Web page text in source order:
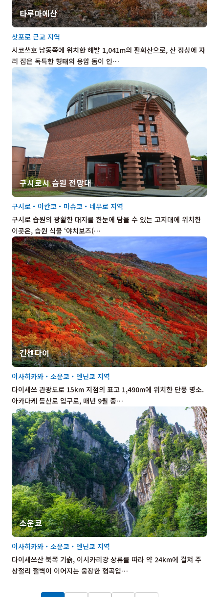
타루마에산
시코쓰호 남동쪽에 위치한 해발 1,041m의 활화산으로, 산 정상에 자
리 잡은 독특한 형태의 용암 돔이 인…
삿포로 근교 지역
구시로시 습원 전망대
구시로 습원의 광활한 대지를 한눈에 담을 수 있는 고지대에 위치한
이곳은, 습원 식물 ‘야치보즈(…
구시로・아칸코・마슈코・네무로 지역
긴센다이
다이세쓰 관광도로 15km 지점의 표고 1,490m에 위치한 단풍 명소.
아카다케 등산로 입구로, 매년 9월 중…
아사히카와・소운쿄・덴닌쿄 지역
소운쿄
다이세쓰산 북쪽 기슭, 이시카리강 상류를 따라 약 24km에 걸쳐 주
상절리 절벽이 이어지는 웅장한 협곡입…
아사히카와・소운쿄・덴닌쿄 지역